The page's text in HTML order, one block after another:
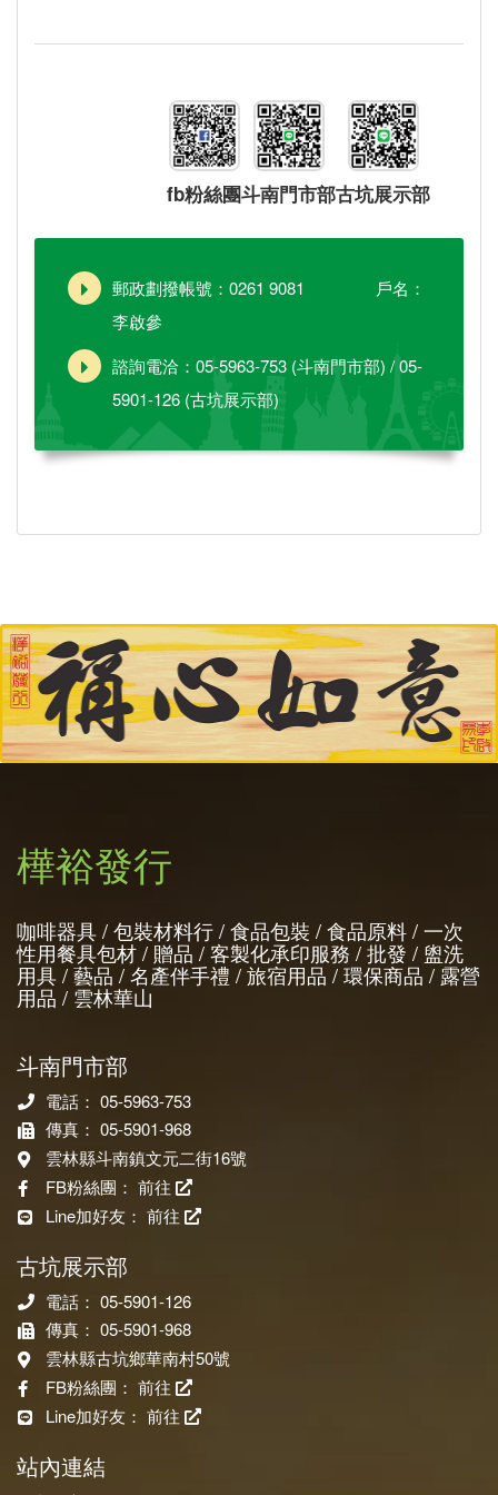
fb粉絲團斗南門市部古坑展示部
郵政劃撥帳號：0261 9081 戶名：
李啟參
諮詢電洽：05-5963-753 (斗南門市部) / 05-
5901-126 (古坑展示部)
樺裕發行
咖啡器具 / 包裝材料行 / 食品包裝 / 食品原料 / 一次
性用餐具包材 / 贈品 / 客製化承印服務 / 批發 / 盥洗
用具 / 藝品 / 名產伴手禮 / 旅宿用品 / 環保商品 / 露營
用品 / 雲林華山
斗南門市部
電話： 05-5963-753
傳真： 05-5901-968
雲林縣斗南鎮文元二街16號
FB粉絲團： 前往
Line加好友： 前往
古坑展示部
電話： 05-5901-126
傳真： 05-5901-968
雲林縣古坑鄉華南村50號
FB粉絲團： 前往
Line加好友： 前往
站內連結